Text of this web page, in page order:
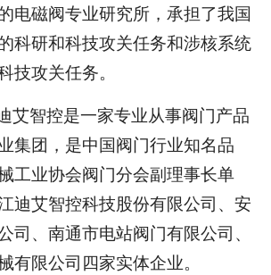
电磁阀专业研究所，承担了我国
科研和科技攻关任务和涉核系统
技攻关任务。
艾智控是一家专业从事阀门产品
集团，是中国阀门行业知名品
工业协会阀门分会副理事长单
迪艾智控科技股份有限公司、安
司、南通市电站阀门有限公司、
有限公司四家实体企业。